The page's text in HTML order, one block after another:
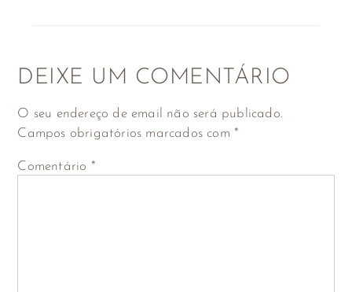
DEIXE UM COMENTÁRIO
O seu endereço de email não será publicado.
Campos obrigatórios marcados com *
Comentário *